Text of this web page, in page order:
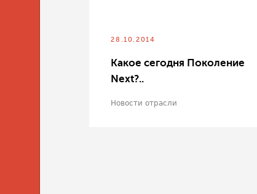
28.10.2014
Какое сегодня Поколение
Next?..
Новости отрасли